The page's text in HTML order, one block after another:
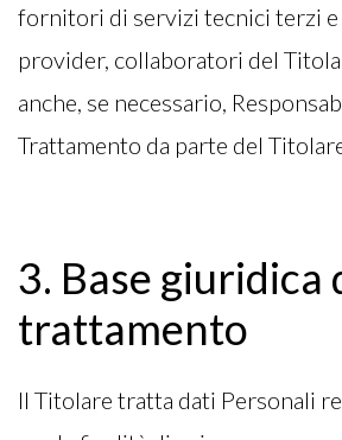
fornitori di servizi tecnici terzi
provider, collaboratori del
anche, se necessario,
Trattamento da parte del
3. Base giuridica
trattamento
Il Titolare tratta dati Personali